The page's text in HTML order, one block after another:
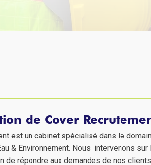
de Cover
est un cabinet spécialisé dans le
& Environnement. Nous intervenons
de répondre aux demandes de nos